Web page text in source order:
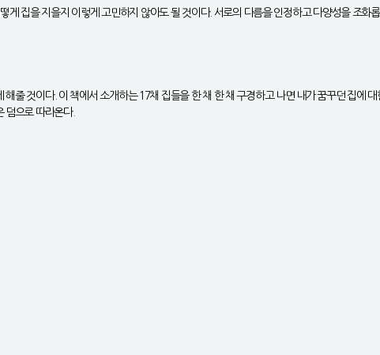
집을 지을지 이렇게 고민하지 않아도 될 것이다. 서로의 다름을 인정하고 다양성을 조화
것이다. 이 책에서 소개하는 17채 집들을 한 채 한 채 구경하고 나면 내가 꿈꾸던 집에
덤으로 따라온다.